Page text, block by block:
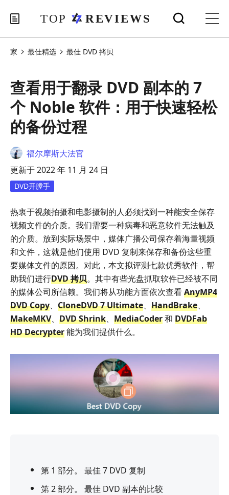
家 最佳精选 最佳 DVD 拷贝
查看用于翻录 DVD 副本的 7
个 Noble 软件：用于快速轻松
的备份过程
福尔摩斯大法官
更新于 2022 年 11 月 24 日
DVD开膛手
热衷于视频拍摄和电影摄制的人必须找到一种能安全保存
视频文件的介质。我们需要一种病毒和恶意软件无法触及
的介质。放到实际场景中，媒体广播公司保存着海量视频
和文件，这就是他们使用 DVD 复制来保存和备份这些重
要媒体文件的原因。对此，本文拟评测七款优秀软件，帮
助我们进行DVD 拷贝。其中有些光盘抓取软件已经被不同
的媒体公司所信赖。我们将从功能方面依次查看AnyMP4
DVD Copy、 CloneDVD 7 Ultimate、 HandBrake、
MakeMKV、 DVD Shrink、 MediaCoder和 DVDFab
HD Decrypter能为我们提供什么。
第 1 部分。 最佳 7 DVD 复制
第 2 部分。 最佳 DVD 副本的比较